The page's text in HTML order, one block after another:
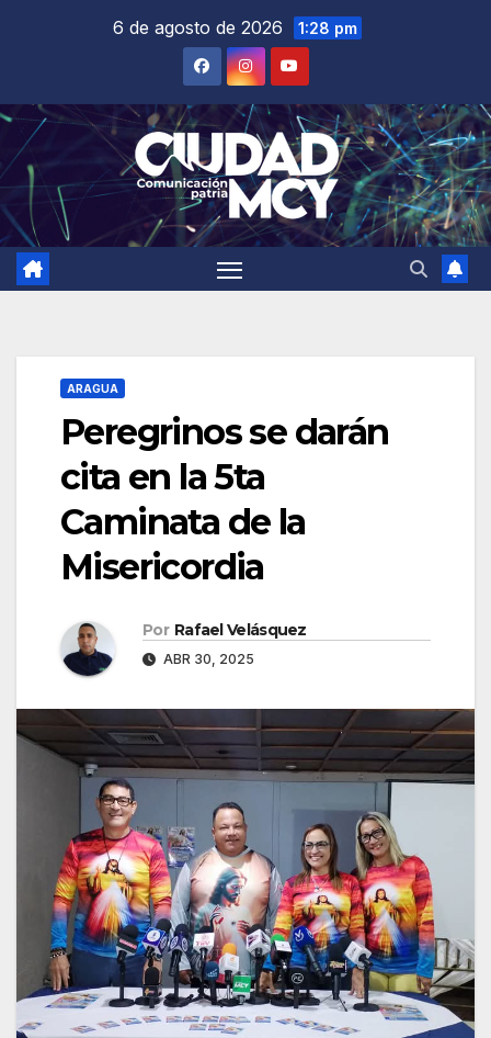
6 de agosto de 2026 1:28 pm
ARAGUA
Peregrinos se darán
cita en la 5ta
Caminata de la
Misericordia
Por Rafael Velásquez
ABR 30, 2025